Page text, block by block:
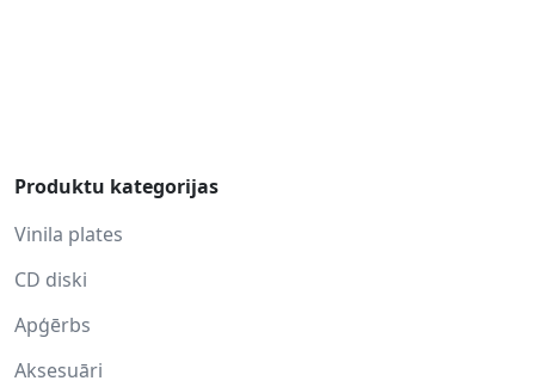
Produktu kategorijas
Vinila plates
CD diski
Apģērbs
Aksesuāri